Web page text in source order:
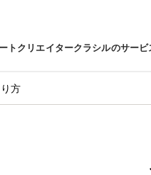
トクリエイタークラシルのサービ
方